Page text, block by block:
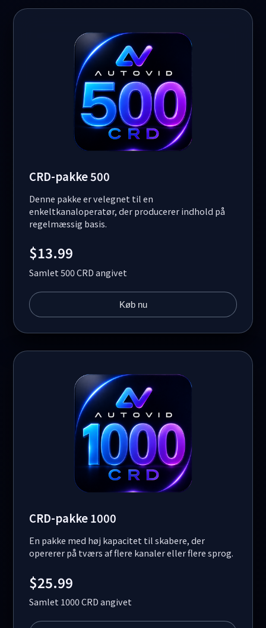
CRD-pakke 500
Denne pakke er velegnet til en
enkeltkanaloperatør, der producerer indhold på
regelmæssig basis.
$13.99
Samlet 500 CRD angivet
Køb nu
CRD-pakke 1000
En pakke med høj kapacitet til skabere, der
opererer på tværs af flere kanaler eller flere sprog.
$25.99
Samlet 1000 CRD angivet